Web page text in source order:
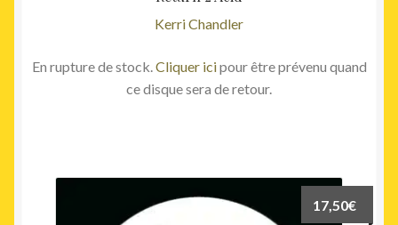
Kerri Chandler
En rupture de stock. Cliquer icipour être prévenu quand
ce disque sera de retour.
17,50€